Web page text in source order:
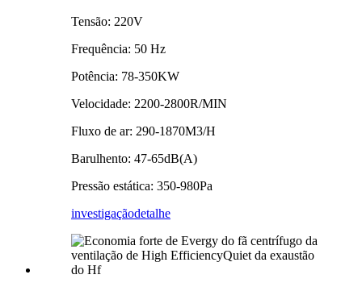
Tensão: 220V
Frequência: 50 Hz
Potência: 78-350KW
Velocidade: 2200-2800R/MIN
Fluxo de ar: 290-1870M3/H
Barulhento: 47-65dB(A)
Pressão estática: 350-980Pa
investigaçãodetalhe